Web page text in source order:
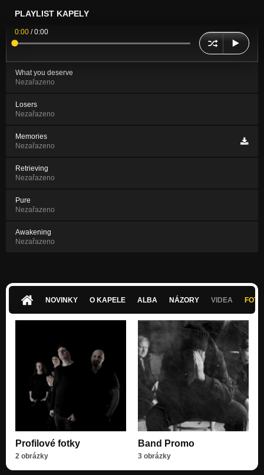
PLAYLIST KAPELY
0:00 /0:00
What you deserve
Nezařazeno
Losers
Nezařazeno
Memories
Nezařazeno
Retrieving
Nezařazeno
Pure
Nezařazeno
Awakening
Nezařazeno
NOVINKY O KAPELE ALBA NÁZORY VIDEA
Profilové fotky
2 obrázky
Band Promo
3 obrázky